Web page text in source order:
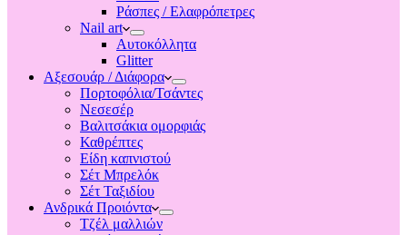
Ράσπες / Ελαφρόπετρες
Nail art
Αυτοκόλλητα
Glitter
Αξεσουάρ / Διάφορα
Πορτοφόλια/Τσάντες
Νεσεσέρ
Βαλιτσάκια ομορφιάς
Καθρέπτες
Είδη καπνιστού
Σέτ Μπρελόκ
Σέτ Ταξιδίου
Ανδρικά Προιόντα
Τζέλ μαλλιών